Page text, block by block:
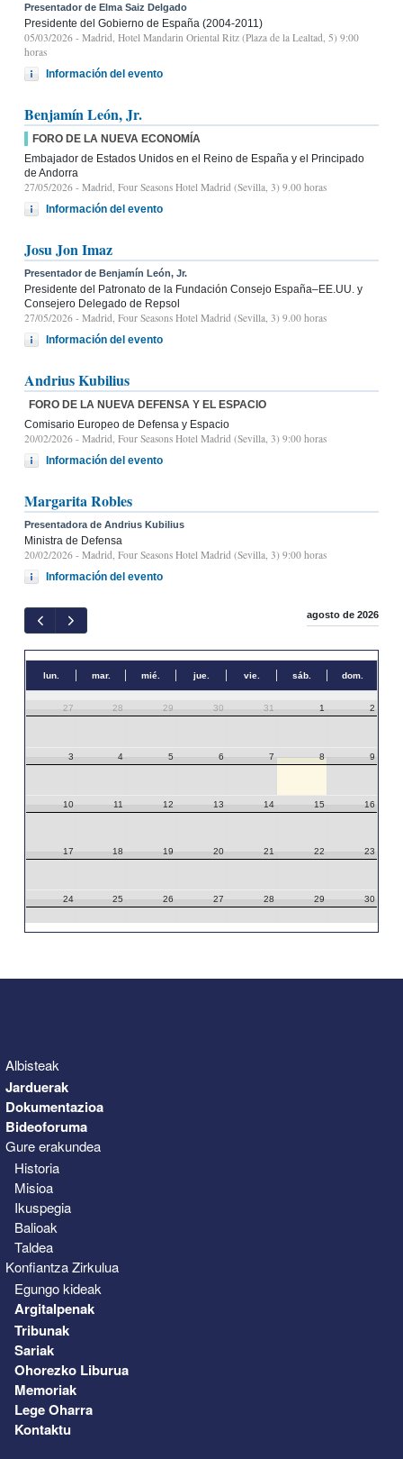
Presentador de Elma Saiz Delgado
Presidente del Gobierno de España (2004-2011)
05/03/2026 - Madrid, Hotel Mandarin Oriental Ritz (Plaza de la Lealtad, 5) 9:00
horas
Información del evento
Benjamín León, Jr.
FORO DE LA NUEVA ECONOMÍA
Embajador de Estados Unidos en el Reino de España y el Principado
de Andorra
27/05/2026 - Madrid, Four Seasons Hotel Madrid (Sevilla, 3) 9.00 horas
Información del evento
Josu Jon Imaz
Presentador de Benjamín León, Jr.
Presidente del Patronato de la Fundación Consejo España–EE.UU. y
Consejero Delegado de Repsol
27/05/2026 - Madrid, Four Seasons Hotel Madrid (Sevilla, 3) 9.00 horas
Información del evento
Andrius Kubilius
FORO DE LA NUEVA DEFENSA Y EL ESPACIO
Comisario Europeo de Defensa y Espacio
20/02/2026 - Madrid, Four Seasons Hotel Madrid (Sevilla, 3) 9:00 horas
Información del evento
Margarita Robles
Presentadora de Andrius Kubilius
Ministra de Defensa
20/02/2026 - Madrid, Four Seasons Hotel Madrid (Sevilla, 3) 9:00 horas
Información del evento
agosto de 2026
lun. mar. mié. jue. vie. sáb. dom.
27 28 29 30 31 1 2
3 4 5 6 7 8 9
10 11 12 13 14 15 16
17 18 19 20 21 22 23
24 25 26 27 28 29 30
Albisteak
Jarduerak
Dokumentazioa
Bideoforuma
Gure erakundea
Historia
Misioa
Ikuspegia
Balioak
Taldea
Konfiantza Zirkulua
Egungo kideak
Argitalpenak
Tribunak
Sariak
Ohorezko Liburua
Memoriak
Lege Oharra
Kontaktu